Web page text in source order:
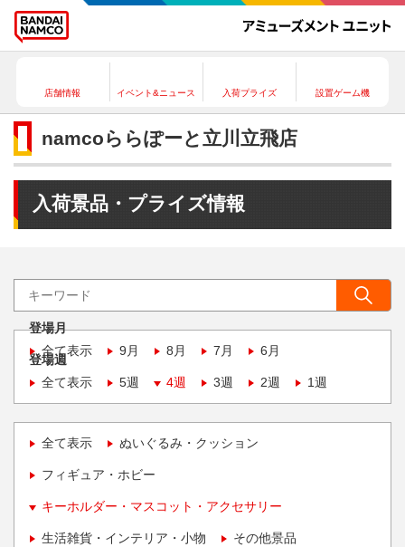
店舗情報 イベント&ニュース 入荷プライズ 設置ゲーム機
namcoららぽーと立川立飛店
入荷景品・プライズ情報
登場月
全て表示
9月 8月 7月 6月
登場週
全て表示
5週 4週 3週 2週 1週
全て表示 ぬいぐるみ・クッション
フィギュア・ホビー
キーホルダー・マスコット・アクセサリー
生活雑貨・インテリア・小物 その他景品